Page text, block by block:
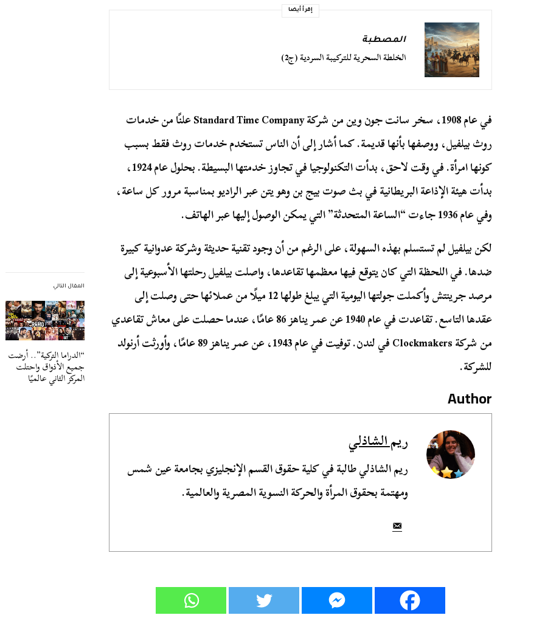
المقال التالي
“الدراما التركية”.. أرضت
جميع الأذواق واحتلت
المركز الثاني عالميًا
إقرأ أيضا
المصطبة
الخلطة السحرية للتركيبة السردية (ج2)
في عام 1908، سخر سانت جون وين من شركة Standard Time Company علنًا من خدمات
روث بيلفيل، ووصفها بأنها قديمة. كما أشار إلى أن الناس تستخدم خدمات روث فقط بسبب
كونها امرأة. في وقت لاحق، بدأت التكنولوجيا في تجاوز خدمتها البسيطة. بحلول عام 1924،
بدأت هيئة الإذاعة البريطانية في بث صوت بيج بن وهو يتن عبر الراديو بمناسبة مرور كل ساعة،
وفي عام 1936 جاءت “الساعة المتحدثة” التي يمكن الوصول إليها عبر الهاتف.
لكن بيلفيل لم تستسلم بهذه السهولة، على الرغم من أن وجود تقنية حديثة وشركة عدوانية كبيرة
ضدها. في اللحظة التي كان يتوقع فيها معظمها تقاعدها، واصلت بيلفيل رحلتها الأسبوعية إلى
مرصد جرينتش وأكملت جولتها اليومية التي يبلغ طولها 12 ميلًا من عملائها حتى وصلت إلى
عقدها التاسع. تقاعدت في عام 1940 عن عمر يناهز 86 عامًا، عندما حصلت على معاش تقاعدي
من شركة Clockmakers في لندن. توفيت في عام 1943، عن عمر يناهز 89 عامًا، وأورثت أرنولد
للشركة.
Author
ريم الشاذلي
ريم الشاذلي طالبة في كلية حقوق القسم الإنجليزي بجامعة عين شمس
ومهتمة بحقوق المرأة والحركة النسوية المصرية والعالمية.